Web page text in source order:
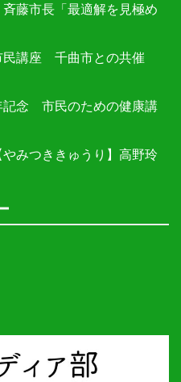
藤市長「最適解を見極め
民講座 千曲市との共催
記念 市民のための健康講
みつききゅうり】高野玲